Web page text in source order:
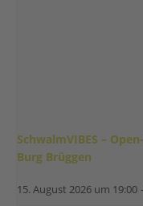
SchwalmVIBES –
Burg Brüggen
15. August 2026 um 19:00 -